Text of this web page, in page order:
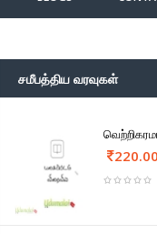
சமீபத்திய வரவுகள்
220.00